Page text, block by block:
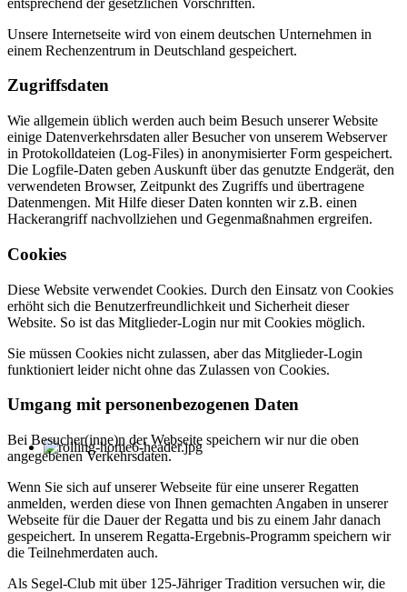
Unsere Internetseite wird von einem deutschen Unternehmen in
einem Rechenzentrum in Deutschland gespeichert.
Zugriffsdaten
Wie allgemein üblich werden auch beim Besuch unserer Website
einige Datenverkehrsdaten aller Besucher von unserem Webserver
in Protokolldateien (Log-Files) in anonymisierter Form gespeichert.
Die Logfile-Daten geben Auskunft über das genutzte Endgerät, den
verwendeten Browser, Zeitpunkt des Zugriffs und übertragene
Datenmengen. Mit Hilfe dieser Daten konnten wir z.B. einen
Hackerangriff nachvollziehen und Gegenmaßnahmen ergreifen.
Cookies
Diese Website verwendet Cookies. Durch den Einsatz von Cookies
erhöht sich die Benutzerfreundlichkeit und Sicherheit dieser
Website. So ist das Mitglieder-Login nur mit Cookies möglich.
Sie müssen Cookies nicht zulassen, aber das Mitglieder-Login
funktioniert leider nicht ohne das Zulassen von Cookies.
Umgang mit personenbezogenen Daten
Bei Besucher(inne)n der Webseite speichern wir nur die oben
angegebenen Verkehrsdaten.
Wenn Sie sich auf unserer Webseite für eine unserer Regatten
anmelden, werden diese von Ihnen gemachten Angaben in unserer
Webseite für die Dauer der Regatta und bis zu einem Jahr danach
gespeichert. In unserem Regatta-Ergebnis-Programm speichern wir
die Teilnehmerdaten auch.
Als Segel-Club mit über 125-Jähriger Tradition versuchen wir, die